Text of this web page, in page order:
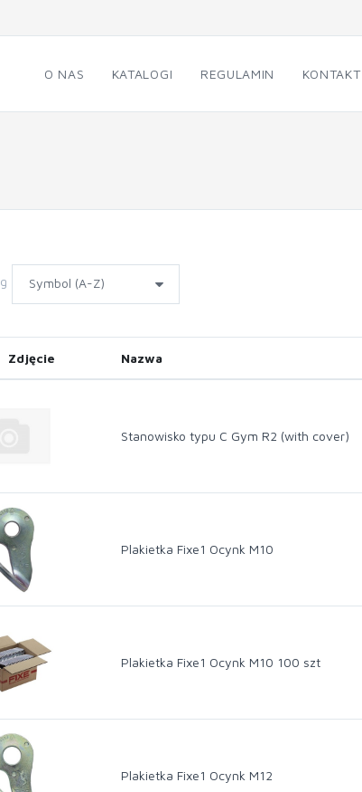
O NAS KATALOGI REGULAMIN KONTAKT
Zdjęcie Nazwa
Stanowisko typu C Gym R2 (with cover)
Plakietka Fixe1 Ocynk M10
Plakietka Fixe1 Ocynk M10 100 szt
Plakietka Fixe1 Ocynk M12